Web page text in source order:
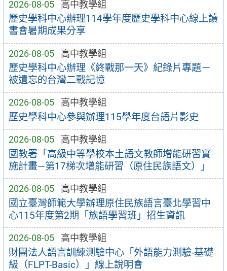
2026-08-05 高中教學組
歷史學科中心辦理114學年度歷史學科中心線上讀
書會暑期成果分享
2026-08-05 高中教學組
歷史學科中心辦理《終戰那一天》紀錄片專題－
被遺忘的台灣二戰記憶
2026-08-05 高中教學組
歷史學科中心參與辦理115學年度台語片影史
2026-08-05 高中教學組
國教署「高級中等學校本土語文教師增能研習實
施計畫—第17梯次增能研習（原住民族語文）」
2026-08-05 高中教學組
國立臺灣師範大學辦理原住民族語言臺北學習中
心115年度第2期「族語學習班」招生資訊
2026-08-05 高中教學組
財團法人語言訓練測驗中心「外語能力測驗-基礎
級（FLPT-Basic）」線上說明會